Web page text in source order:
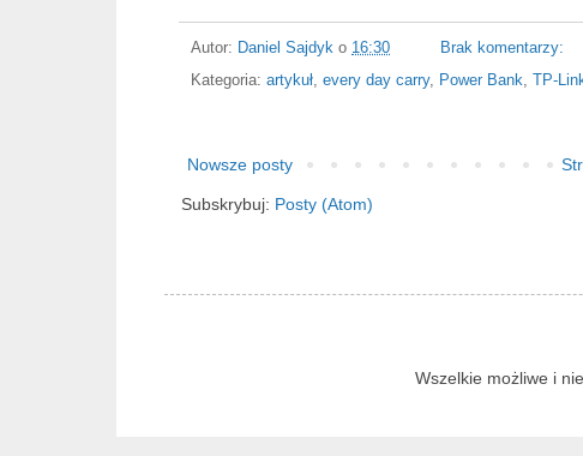
Autor: Daniel Sajdyk o 16:30
Brak komentarzy:
Kategoria: artykuł every day carry, Power Bank TP-
Nowsze posty
Subskrybuj: Posty (Atom)
Wszelkie możliwe i